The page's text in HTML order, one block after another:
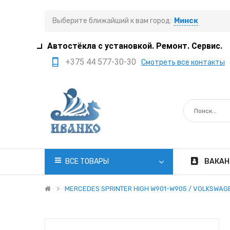
Выберите ближайший к вам город: Минск
Автостёкла с установкой. Ремонт. Сервис.
+375 44 577-30-30
Смотреть все контакты
+375 29 705-41-21
+375 17 397-05-85
office@ivanko.by
Минск, переулок
Промышленный,8/5
ВСЕ ТОВАРЫ
MERCEDES SPRINTER HIGH W901-W905 /